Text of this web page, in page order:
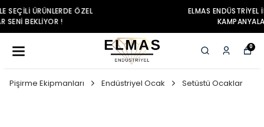
ELMAS ENDÜSTRIYEL ILE SEÇILI ÜRÜNLERDE ÖZEL
0
Pişirme Ekipmanları Endüstriyel Ocak Setüstü Ocaklar